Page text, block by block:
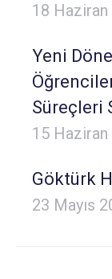
18 Haziran
Yeni
Süreçleri
15 Haziran
Göktürk
23 Mayıs